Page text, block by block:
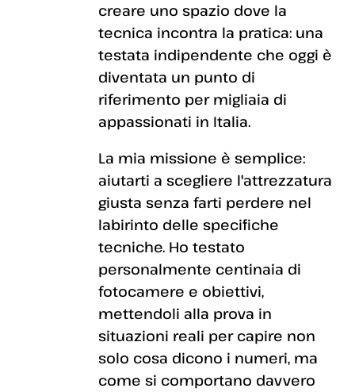
creare uno spazio dove la
tecnica incontra la pratica: una
testata indipendente che oggi è
diventata un punto di
riferimento per migliaia di
appassionati in Italia.
La mia missione è semplice:
aiutarti a scegliere l'attrezzatura
giusta senza farti perdere nel
labirinto delle specifiche
tecniche. Ho testato
personalmente centinaia di
fotocamere e obiettivi,
mettendoli alla prova in
situazioni reali per capire non
solo cosa dicono i numeri, ma
come si comportano davvero